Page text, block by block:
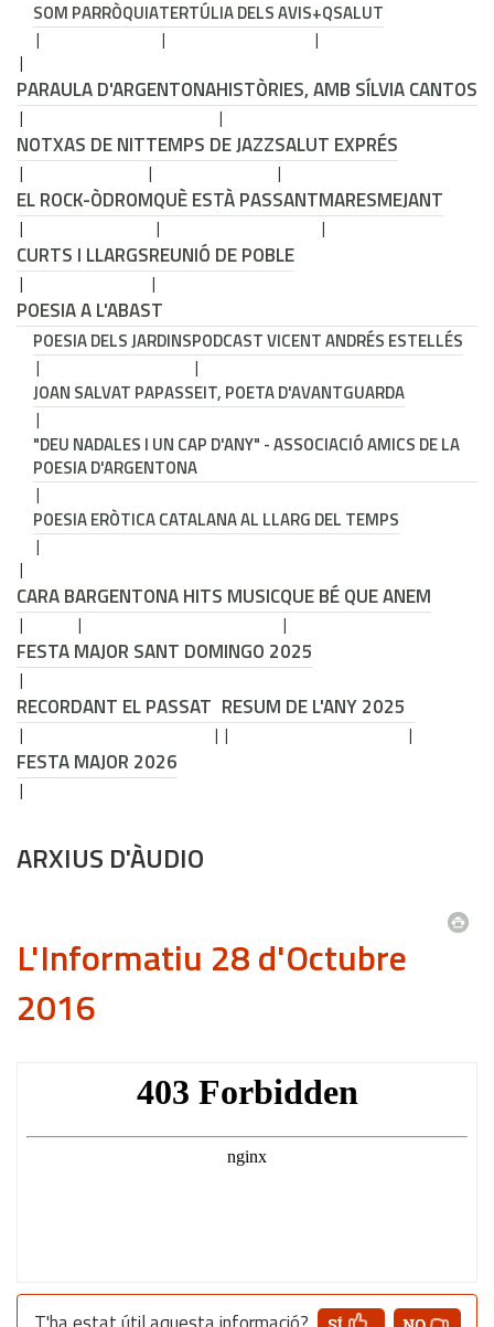
SOM PARRÒQUIATERTÚLIA DELS AVIS+QSALUT
PARAULA D'ARGENTONAHISTÒRIES, AMB SÍLVIA CANTOS
NOTXAS DE NITTEMPS DE JAZZSALUT EXPRÉS
EL ROCK-ÒDROMQUÈ ESTÀ PASSANTMARESMEJANT
CURTS I LLARGSREUNIÓ DE POBLE
POESIA A L'ABAST
POESIA DELS JARDINSPODCAST VICENT ANDRÉS ESTELLÉS
JOAN SALVAT PAPASSEIT, POETA D'AVANTGUARDA
"DEU NADALES I UN CAP D'ANY" - ASSOCIACIÓ AMICS DE LA
POESIA D'ARGENTONA
POESIA ERÒTICA CATALANA AL LLARG DEL TEMPS
CARA BARGENTONA HITS MUSICQUE BÉ QUE ANEM
FESTA MAJOR SANT DOMINGO 2025
RECORDANT EL PASSAT RESUM DE L'ANY 2025
FESTA MAJOR 2026
ARXIUS D'ÀUDIO
L'Informatiu 28 d'Octubre
2016